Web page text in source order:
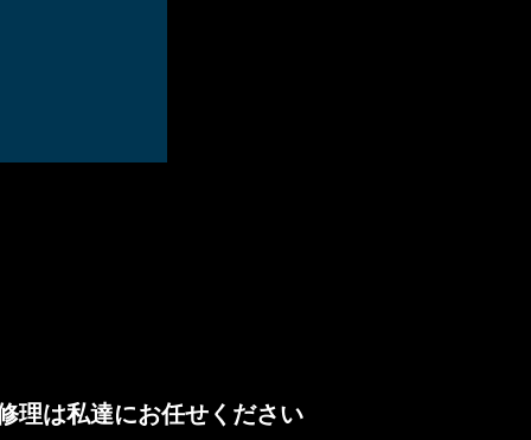
理は私達にお任せください